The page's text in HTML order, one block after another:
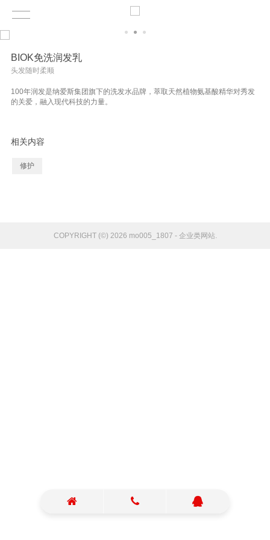
BIOK免洗润发乳
头发随时柔顺
100年润发是纳爱斯集团旗下的洗发水品牌，萃取天然植物氨基酸精华对秀发
的关爱，融入现代科技的力量。
相关内容
修护
COPYRIGHT (©) 2026 mo005_1807 - 企业类网站.